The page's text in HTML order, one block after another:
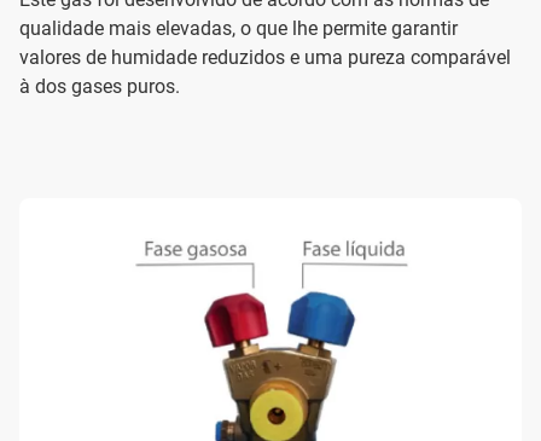
qualidade mais elevadas, o que lhe permite garantir
valores de humidade reduzidos e uma pureza comparável
à dos gases puros.